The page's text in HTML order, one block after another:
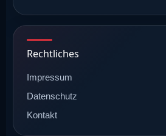
Rechtliches
Impressum
Datenschutz
Kontakt